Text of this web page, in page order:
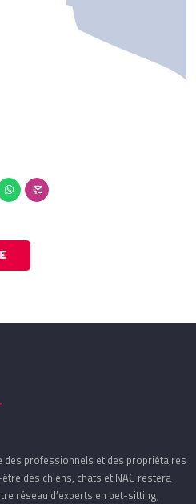
des professionnels et des propriétaires
des chiens, chats et NAC restera
réseau d’experts en pet-sitting,